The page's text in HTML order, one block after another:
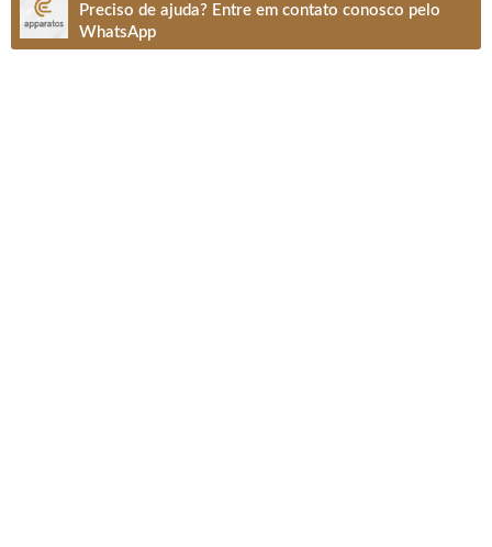
Preciso de ajuda? Entre em contato conosco pelo
WhatsApp